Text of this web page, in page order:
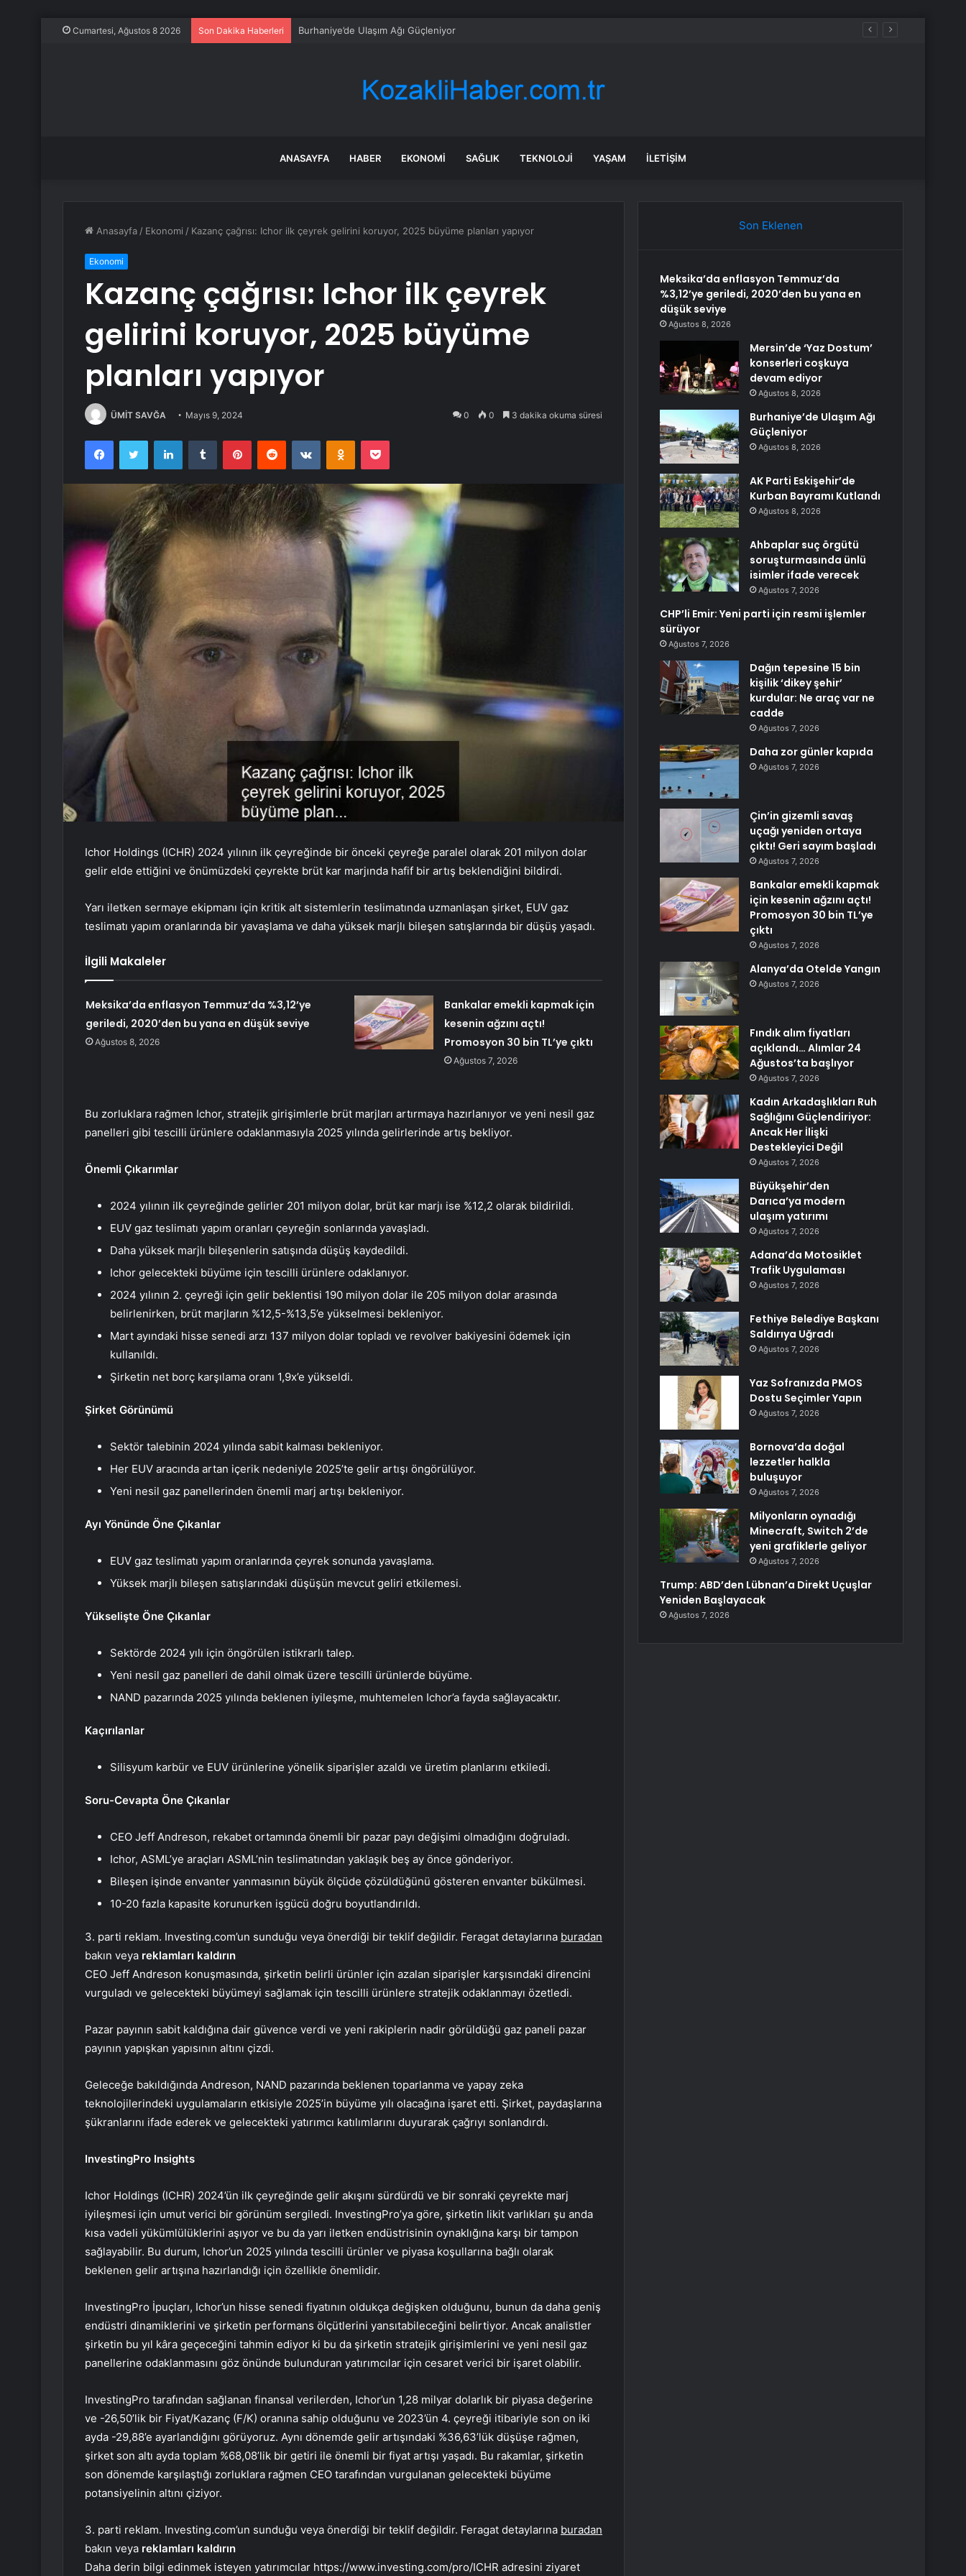
Cumartesi, Ağustos 8 2026 Son Dakika Haberleri AK Parti Eskişehir’de Kurban Bayramı Kutlandı
ANASAYFA HABER EKONOMI SAĞLIK TEKNOLOJI YAŞAM İLETIŞIM
Anasayfa / Ekonomi / Kazanç çağrısı: Ichor ilk çeyrek gelirini koruyor, 2025 büyüme planları yapıyor
Ekonomi
Kazanç çağrısı: Ichor ilk çeyrek
gelirini koruyor, 2025 büyüme
planları yapıyor
ÜMİT SAVĞA Mayıs 9, 2024 0 0 3 dakika okuma süresi
FacebookTwitter LinkedInTumblr PinterestReddit VKontakteOdnoklassniki
Pocket
Ichor Holdings (ICHR) 2024 yılının ilk çeyreğinde bir önceki çeyreğe paralel olarak 201 milyon dolar
gelir elde ettiğini ve önümüzdeki çeyrekte brüt kar marjında hafif bir artış beklendiğini bildirdi.
Yarı iletken sermaye ekipmanı için kritik alt sistemlerin teslimatında uzmanlaşan şirket, EUV gaz
teslimatı yapım oranlarında bir yavaşlama ve daha yüksek marjlı bileşen satışlarında bir düşüş yaşadı.
İlgili Makaleler
Meksika’da enflasyon Temmuz’da %3,12’ye
geriledi, 2020’den bu yana en düşük seviye
Ağustos 8, 2026
Bankalar emekli kapmak için
kesenin ağzını açtı!
Promosyon 30 bin TL’ye çıktı
Ağustos 7, 2026
Bu zorluklara rağmen Ichor, stratejik girişimlerle brüt marjları artırmaya hazırlanıyor ve yeni nesil gaz
panelleri gibi tescilli ürünlere odaklanmasıyla 2025 yılında gelirlerinde artış bekliyor.
Önemli Çıkarımlar
2024 yılının ilk çeyreğinde gelirler 201 milyon dolar, brüt kar marjı ise %12,2 olarak bildirildi.
EUV gaz teslimatı yapım oranları çeyreğin sonlarında yavaşladı.
Daha yüksek marjlı bileşenlerin satışında düşüş kaydedildi.
Ichor gelecekteki büyüme için tescilli ürünlere odaklanıyor.
2024 yılının 2. çeyreği için gelir beklentisi 190 milyon dolar ile 205 milyon dolar arasında
belirlenirken, brüt marjların %12,5-%13,5’e yükselmesi bekleniyor.
Mart ayındaki hisse senedi arzı 137 milyon dolar topladı ve revolver bakiyesini ödemek için
kullanıldı.
Şirketin net borç karşılama oranı 1,9x’e yükseldi.
Şirket Görünümü
Sektör talebinin 2024 yılında sabit kalması bekleniyor.
Her EUV aracında artan içerik nedeniyle 2025’te gelir artışı öngörülüyor.
Yeni nesil gaz panellerinden önemli marj artışı bekleniyor.
Ayı Yönünde Öne Çıkanlar
EUV gaz teslimatı yapım oranlarında çeyrek sonunda yavaşlama.
Yüksek marjlı bileşen satışlarındaki düşüşün mevcut geliri etkilemesi.
Yükselişte Öne Çıkanlar
Sektörde 2024 yılı için öngörülen istikrarlı talep.
Yeni nesil gaz panelleri de dahil olmak üzere tescilli ürünlerde büyüme.
NAND pazarında 2025 yılında beklenen iyileşme, muhtemelen Ichor’a fayda sağlayacaktır.
Kaçırılanlar
Silisyum karbür ve EUV ürünlerine yönelik siparişler azaldı ve üretim planlarını etkiledi.
Soru-Cevapta Öne Çıkanlar
CEO Jeff Andreson, rekabet ortamında önemli bir pazar payı değişimi olmadığını doğruladı.
Ichor, ASML’ye araçları ASML’nin teslimatından yaklaşık beş ay önce gönderiyor.
Bileşen işinde envanter yanmasının büyük ölçüde çözüldüğünü gösteren envanter bükülmesi.
10-20 fazla kapasite korunurken işgücü doğru boyutlandırıldı.
3. parti reklam. Investing.com’un sunduğu veya önerdiği bir teklif değildir. Feragat detaylarına buradan
bakın veya reklamları kaldırın
CEO Jeff Andreson konuşmasında, şirketin belirli ürünler için azalan siparişler karşısındaki direncini
vurguladı ve gelecekteki büyümeyi sağlamak için tescilli ürünlere stratejik odaklanmayı özetledi.
Pazar payının sabit kaldığına dair güvence verdi ve yeni rakiplerin nadir görüldüğü gaz paneli pazar
payının yapışkan yapısının altını çizdi.
Geleceğe bakıldığında Andreson, NAND pazarında beklenen toparlanma ve yapay zeka
teknolojilerindeki uygulamaların etkisiyle 2025’in büyüme yılı olacağına işaret etti. Şirket, paydaşlarına
şükranlarını ifade ederek ve gelecekteki yatırımcı katılımlarını duyurarak çağrıyı sonlandırdı.
InvestingPro Insights
Ichor Holdings (ICHR) 2024’ün ilk çeyreğinde gelir akışını sürdürdü ve bir sonraki çeyrekte marj
iyileşmesi için umut verici bir görünüm sergiledi. InvestingPro’ya göre, şirketin likit varlıkları şu anda
kısa vadeli yükümlülüklerini aşıyor ve bu da yarı iletken endüstrisinin oynaklığına karşı bir tampon
sağlayabilir. Bu durum, Ichor’un 2025 yılında tescilli ürünler ve piyasa koşullarına bağlı olarak
beklenen gelir artışına hazırlandığı için özellikle önemlidir.
InvestingPro İpuçları, Ichor’un hisse senedi fiyatının oldukça değişken olduğunu, bunun da daha geniş
endüstri dinamiklerini ve şirketin performans ölçütlerini yansıtabileceğini belirtiyor. Ancak analistler
şirketin bu yıl kâra geçeceğini tahmin ediyor ki bu da şirketin stratejik girişimlerini ve yeni nesil gaz
panellerine odaklanmasını göz önünde bulunduran yatırımcılar için cesaret verici bir işaret olabilir.
InvestingPro tarafından sağlanan finansal verilerden, Ichor’un 1,28 milyar dolarlık bir piyasa değerine
ve -26,50’lik bir Fiyat/Kazanç (F/K) oranına sahip olduğunu ve 2023’ün 4. çeyreği itibariyle son on iki
ayda -29,88’e ayarlandığını görüyoruz. Aynı dönemde gelir artışındaki %36,63’lük düşüşe rağmen,
şirket son altı ayda toplam %68,08’lik bir getiri ile önemli bir fiyat artışı yaşadı. Bu rakamlar, şirketin
son dönemde karşılaştığı zorluklara rağmen CEO tarafından vurgulanan gelecekteki büyüme
potansiyelinin altını çiziyor.
3. parti reklam. Investing.com’un sunduğu veya önerdiği bir teklif değildir. Feragat detaylarına buradan
bakın veya reklamları kaldırın
Daha derin bilgi edinmek isteyen yatırımcılar https://www.investing.com/pro/ICHR adresini ziyaret
Son Eklenen
Meksika’da enflasyon Temmuz’da
%3,12’ye geriledi, 2020’den bu yana en
düşük seviye
Ağustos 8, 2026
Mersin’de ‘Yaz Dostum’
konserleri coşkuya
devam ediyor
Ağustos 8, 2026
Burhaniye’de Ulaşım Ağı
Güçleniyor
Ağustos 8, 2026
AK Parti Eskişehir’de
Kurban Bayramı Kutlandı
Ağustos 8, 2026
Ahbaplar suç örgütü
soruşturmasında ünlü
isimler ifade verecek
Ağustos 7, 2026
CHP’li Emir: Yeni parti için resmi işlemler
sürüyor
Ağustos 7, 2026
Dağın tepesine 15 bin
kişilik ‘dikey şehir’
kurdular: Ne araç var ne
cadde
Ağustos 7, 2026
Daha zor günler kapıda
Ağustos 7, 2026
Çin’in gizemli savaş
uçağı yeniden ortaya
çıktı! Geri sayım başladı
Ağustos 7, 2026
Bankalar emekli kapmak
için kesenin ağzını açtı!
Promosyon 30 bin TL’ye
çıktı
Ağustos 7, 2026
Alanya’da Otelde Yangın
Ağustos 7, 2026
Fındık alım fiyatları
açıklandı… Alımlar 24
Ağustos’ta başlıyor
Ağustos 7, 2026
Kadın Arkadaşlıkları Ruh
Sağlığını Güçlendiriyor:
Ancak Her İlişki
Destekleyici Değil
Ağustos 7, 2026
Büyükşehir’den
Darıca’ya modern
ulaşım yatırımı
Ağustos 7, 2026
Adana’da Motosiklet
Trafik Uygulaması
Ağustos 7, 2026
Fethiye Belediye Başkanı
Saldırıya Uğradı
Ağustos 7, 2026
Yaz Sofranızda PMOS
Dostu Seçimler Yapın
Ağustos 7, 2026
Bornova’da doğal
lezzetler halkla
buluşuyor
Ağustos 7, 2026
Milyonların oynadığı
Minecraft, Switch 2’de
yeni grafiklerle geliyor
Ağustos 7, 2026
Trump: ABD’den Lübnan’a Direkt Uçuşlar
Yeniden Başlayacak
Ağustos 7, 2026